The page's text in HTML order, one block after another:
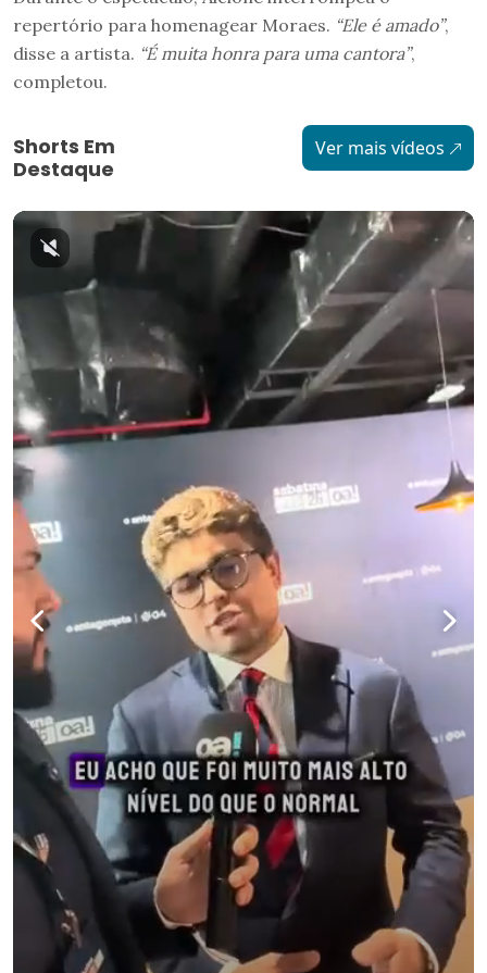
repertório para homenagear Moraes. “Ele é amado”,
disse a artista. “É muita honra para uma cantora”,
completou.
Shorts Em
Destaque
Ver mais vídeos